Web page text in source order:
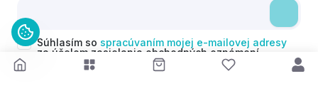
Súhlasím so spracúvaním mojej e-mailovej adresy
za účelom zasielania obchodných oznámení
(newsletterov) v súlade s čl. 6 ods. 1 písm. a)
Nariadenia GDPR. Svoj súhlas môžem kedykoľvek